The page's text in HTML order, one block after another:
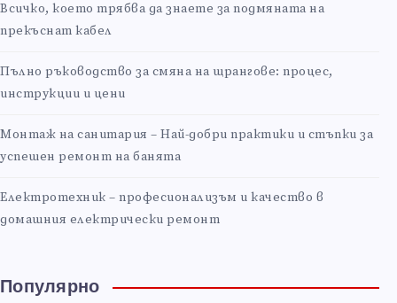
Всичко, което трябва да знаете за подмяната на
прекъснат кабел
Пълно ръководство за смяна на щрангове: процес,
инструкции и цени
Монтаж на санитария – Най-добри практики и стъпки за
успешен ремонт на банята
Електротехник – професионализъм и качество в
домашния електрически ремонт
Популярно